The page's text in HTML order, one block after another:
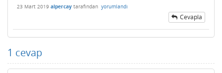
23 Mart 2019 alpercay tarafından yorumlandı
Cevapla
1 cevap